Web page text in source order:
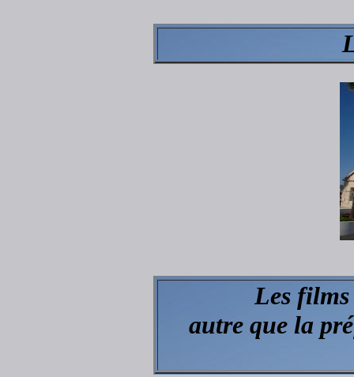
Les films
autre que la